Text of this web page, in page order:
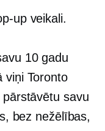
upveikali.
10 gadu
viņi Toronto
savu
bez nežēlības,